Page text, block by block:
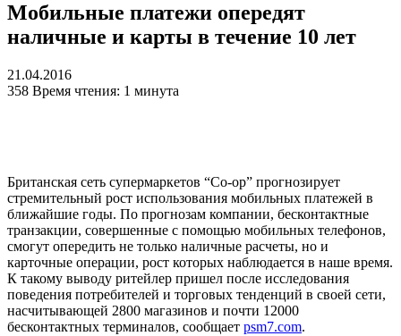
Мобильные платежи опередят
наличные и карты в течение 10 лет
21.04.2016
358 Время чтения: 1 минута
Британская сеть супермаркетов “Co-op” прогнозирует
стремительный рост использования мобильных платежей в
ближайшие годы. По прогнозам компании, бесконтактные
транзакции, совершенные с помощью мобильных телефонов,
смогут опередить не только наличные расчеты, но и
карточные операции, рост которых наблюдается в наше время.
К такому выводу ритейлер пришел после исследования
поведения потребителей и торговых тенденций в своей сети,
насчитывающей 2800 магазинов и почти 12000
бесконтактных терминалов, сообщает psm7.com.